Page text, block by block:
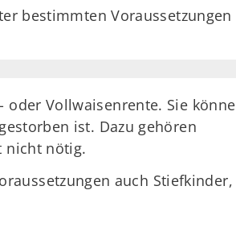
bestimmten Voraussetzungen
Vollwaisenrente. Sie
ist. Dazu gehören
nicht nötig.
auch Stiefkinder,